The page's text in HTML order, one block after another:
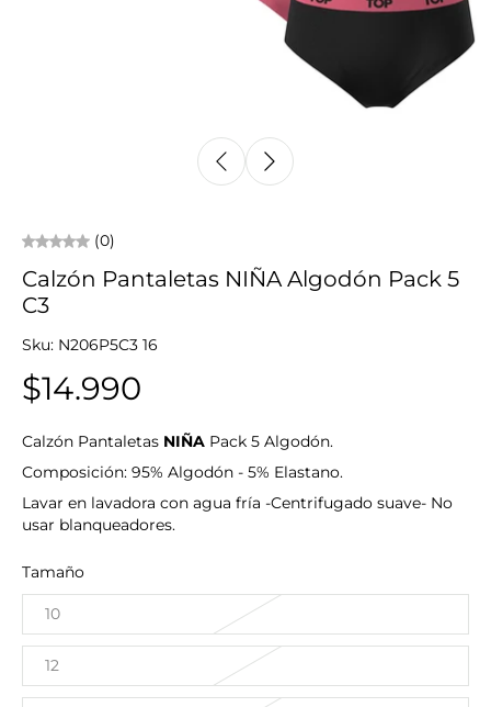
(0)
Calzón Pantaletas NIÑA Algodón Pack 5
C3
Sku: N206P5C3 16
$14.990
Calzón Pantaletas NIÑA Pack 5 Algodón.
Composición: 95% Algodón - 5% Elastano.
Lavar en lavadora con agua fría -Centrifugado suave- No
usar blanqueadores.
Tamaño
10
12